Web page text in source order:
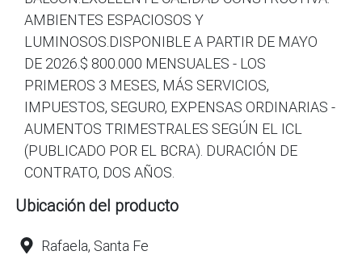
AMBIENTES ESPACIOSOS Y
LUMINOSOS.DISPONIBLE A PARTIR DE MAYO
DE 2026.$ 800.000 MENSUALES - LOS
PRIMEROS 3 MESES, MÁS SERVICIOS,
IMPUESTOS, SEGURO, EXPENSAS ORDINARIAS -
AUMENTOS TRIMESTRALES SEGÚN EL ICL
(PUBLICADO POR EL BCRA). DURACIÓN DE
Ubicación del producto
Rafaela, Santa Fe